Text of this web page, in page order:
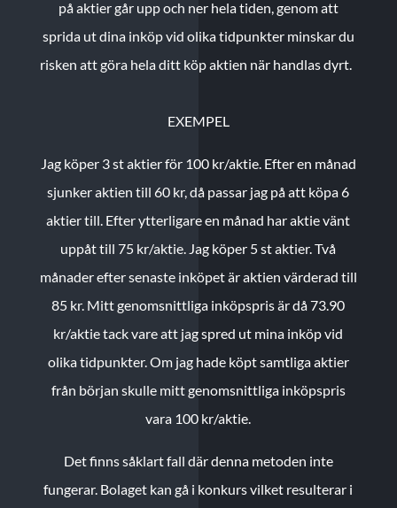
på aktier går upp och ner hela tiden, genom att
sprida ut dina inköp vid olika tidpunkter minskar du
risken att göra hela ditt köp aktien när handlas dyrt.
EXEMPEL
Jag köper 3 st aktier för 100 kr/aktie. Efter en månad
sjunker aktien till 60 kr, då passar jag på att köpa 6
aktier till. Efter ytterligare en månad har aktie vänt
uppåt till 75 kr/aktie. Jag köper 5 st aktier.Två
månader efter senaste inköpet är aktien värderad till
85 kr. Mitt genomsnittliga inköpspris är då 73.90
kr/aktie tack vare att jag spred ut mina inköp vid
olika tidpunkter. Om jag hade köpt samtliga aktier
från början skulle mitt genomsnittliga inköpspris
vara 100 kr/aktie.
Det finns såklart fall där denna metoden inte
fungerar. Bolaget kan gå i konkurs vilket resulterar i